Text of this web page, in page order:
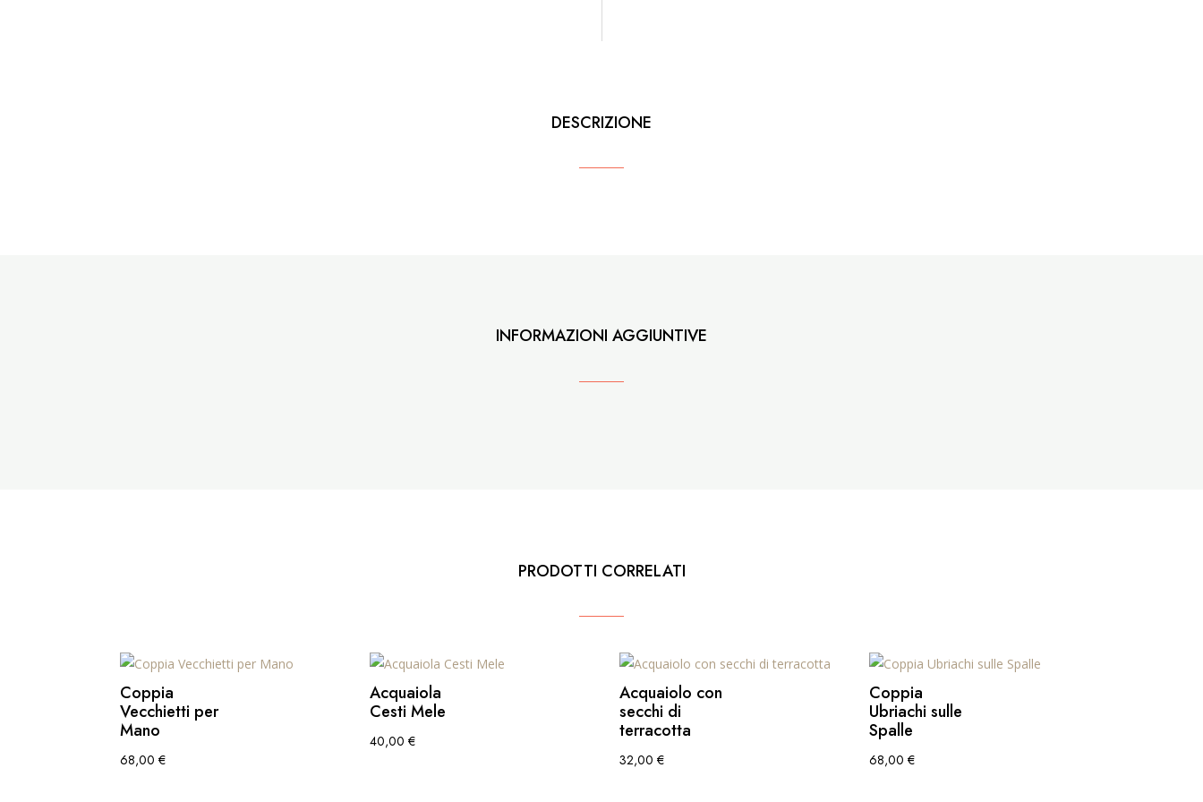
DESCRIZIONE
INFORMAZIONI AGGIUNTIVE
PRODOTTI CORRELATI
Coppia
Vecchietti per
Mano
68,00€
Acquaiola
Cesti Mele
40,00€
Acquaiolo con
secchi di
terracotta
32,00€
Coppia
Ubriachi sulle
Spalle
68,00€